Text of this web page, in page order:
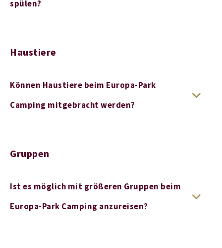
spülen?
Haustiere
Können Haustiere beim Europa-Park
Camping mitgebracht werden?
Gruppen
Ist es möglich mit größeren Gruppen beim
Europa-Park Camping anzureisen?